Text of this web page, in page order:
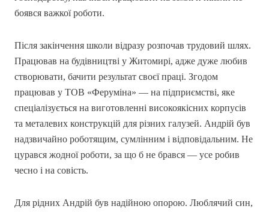
боявся важкої роботи.
Після закінчення школи відразу розпочав трудовий шлях.
Працював на будівництві у Житомирі, адже дуже любив
створювати, бачити результат своєї праці. Згодом
працював у ТОВ «Феруміна» — на підприємстві, яке
спеціалізується на виготовленні високоякісних корпусів
та металевих конструкцій для різних галузей. Андрій був
надзвичайно роботящим, сумлінним і відповідальним. Не
цурався жодної роботи, за що б не брався — усе робив
чесно і на совість.
Для рідних Андрій був надійною опорою. Люблячий син,